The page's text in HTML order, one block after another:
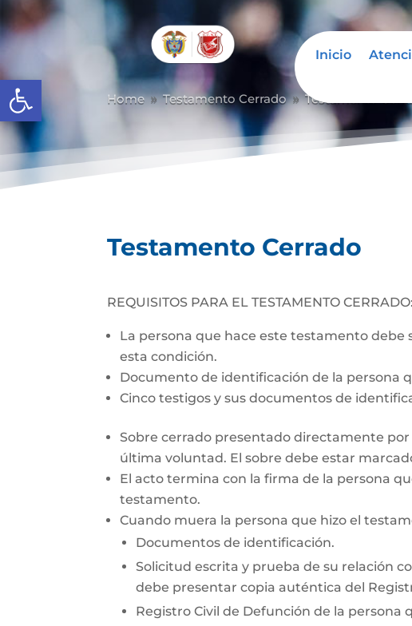
Abrir barra de herramientas
Inicio
Home 9 Testamento Cerrado 9 Testamento
Testamento Cerrado
REQUISITOS PARA EL TESTAMENTO CERRADO:
La persona que hace este testamento debe
esta condición.
Documento de identificación de la persona
Cinco testigos y sus documentos de
Sobre cerrado presentado directamente
última voluntad. El sobre debe estar
El acto termina con la firma de la persona
testamento.
Cuando muera la persona que hizo el
Documentos de identificación.
Solicitud escrita y prueba de su relación
debe presentar copia auténtica del
Registro Civil de Defunción de la persona